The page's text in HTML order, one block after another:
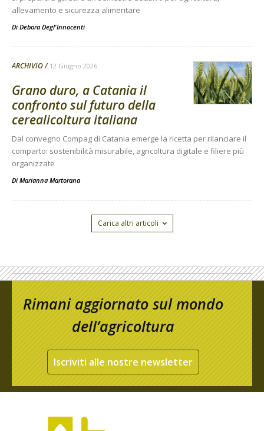
allevamento e sicurezza alimentare
Di Debora Degl'Innocenti
ARCHIVIO 12 Giugno 2026
Grano duro, a Catania il
confronto sul futuro della
cerealicoltura italiana
Dal convegno Compag di Catania emerge la ricetta per rilanciare il
comparto: sostenibilità misurabile, agricoltura digitale e filiere più
organizzate
Di Marianna Martorana
Carica altri articoli
Rimani aggiornato sul mondo
dell’agricoltura
Iscriviti alle nostre newsletter